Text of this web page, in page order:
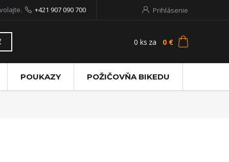
Prihlásenie
+421 907 090 700
0 ks za 0 €
POUKAZY POŽIČOVŇA BIKEDU